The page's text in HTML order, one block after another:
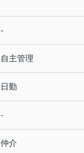
-
自主管理
日勤
-
仲介